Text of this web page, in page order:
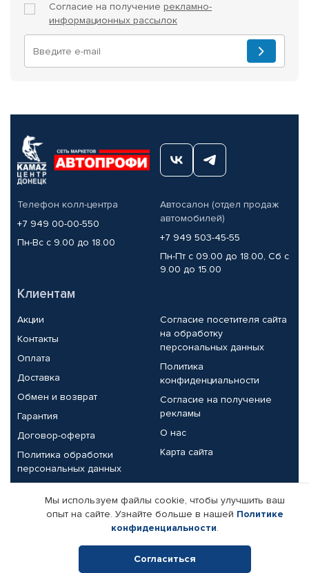
Согласие на получение рекламно-
информационных рассылок
Телефон колл-центра
+7 949 00-00-550
Пн-Вс с 9.00 до 18.00
Автосалон (отдел продаж
автомобилей)
+7 949 503-45-55
Пн-Пт с 09.00 до 18.00, Сб с
9.00 до 15.00
Клиентам
Акции
Контакты
Оплата
Доставка
Обмен и возврат
Гарантия
Договор-оферта
Политика обработки
персональных данных
Согласие посетителя сайта
на обработку
персональных данных
Политика
конфиденциальности
Согласие на получение
рекламы
О нас
Карта сайта
Партнерам
Корпоративным клиентам
Поставщикам
Реквизиты компании
Мы используем файлы cookie, чтобы улучшить ваш
опыт на сайте. Узнайте больше в нашей Политике
конфиденциальности.
Согласиться